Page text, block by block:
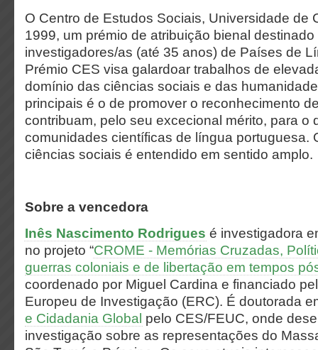
O Centro de Estudos Sociais, Universidade de
1999, um prémio de atribuição bienal
investigadores/as (até 35 anos) de Países de
Prémio CES visa galardoar trabalhos de
domínio das ciências sociais e das
principais é o de promover o reconhecimento
contribuam, pelo seu excecional mérito, para o
comunidades científicas de língua portuguesa.
ciências sociais é entendido em sentido amplo.
Sobre a vencedora
Inês Nascimento Rodrigues é investigadora
no projeto “CROME - Memórias Cruzadas,
guerras coloniais e de libertação em tempos
coordenado por Miguel Cardina e financiado
Europeu de Investigação (ERC). É doutorada
e Cidadania Global pelo CES/FEUC, onde
investigação sobre as representações do